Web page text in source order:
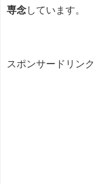
専念しています。
スポンサードリンク